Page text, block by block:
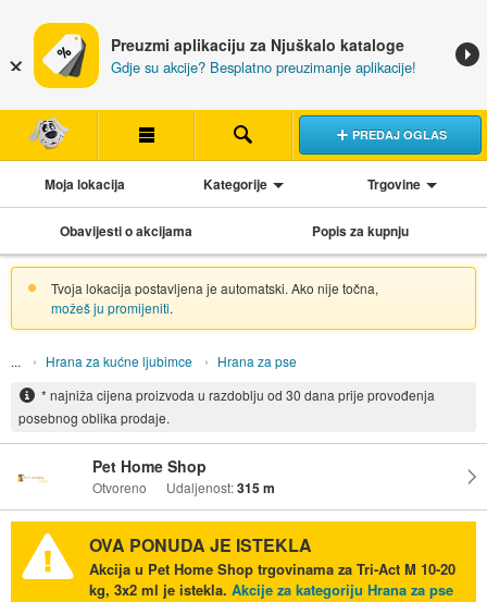
Preuzmi aplikaciju za Njuškalo kataloge
Gdje su akcije? Besplatno preuzimanje aplikacije!
PREDAJ OGLAS
Moja lokacija Kategorije Trgovine
Obavijesti o akcijama Popis za kupnju
Tvoja lokacija postavljena je automatski. Ako nije točna,
možeš ju promijeniti.
Hrana za kućne ljubimce
Hrana za pse
* najniža cijena proizvoda u razdoblju od 30 dana prije provođenja
posebnog oblika prodaje.
Pet Home Shop
Otvoreno Udaljenost:315 m
OVA PONUDA JE ISTEKLA
Akcija u Pet Home Shop trgovinama za Tri-Act M 10-20
kg, 3x2 ml je istekla. Akcije za kategoriju Hrana za pse